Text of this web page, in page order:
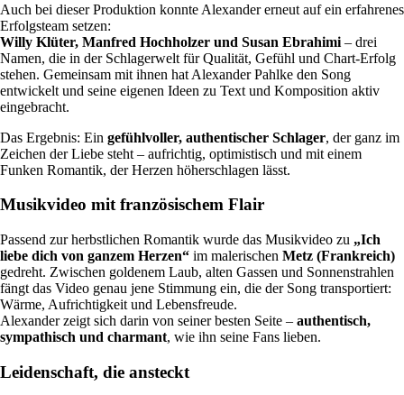
Auch bei dieser Produktion konnte Alexander erneut auf ein erfahrenes
Erfolgsteam setzen:
Willy Klüter, Manfred Hochholzer und Susan Ebrahimi – drei
Namen, die in der Schlagerwelt für Qualität, Gefühl und Chart-Erfolg
stehen. Gemeinsam mit ihnen hat Alexander Pahlke den Song
entwickelt und seine eigenen Ideen zu Text und Komposition aktiv
eingebracht.
Das Ergebnis: Ein gefühlvoller, authentischer Schlager, der ganz im
Zeichen der Liebe steht – aufrichtig, optimistisch und mit einem
Funken Romantik, der Herzen höherschlagen lässt.
Musikvideo mit französischem Flair
Passend zur herbstlichen Romantik wurde das Musikvideo zu „Ich
liebe dich von ganzem Herzen“ im malerischen Metz (Frankreich)
gedreht. Zwischen goldenem Laub, alten Gassen und Sonnenstrahlen
fängt das Video genau jene Stimmung ein, die der Song transportiert:
Wärme, Aufrichtigkeit und Lebensfreude.
Alexander zeigt sich darin von seiner besten Seite – authentisch,
sympathisch und charmant, wie ihn seine Fans lieben.
Leidenschaft, die ansteckt